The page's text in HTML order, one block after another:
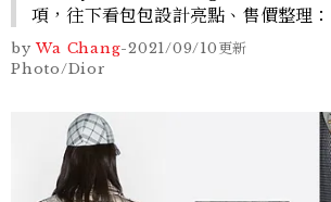
項，往下看包包設計亮點、售價整理：
by Wa Chang-2021/09/10更新
Photo/Dior